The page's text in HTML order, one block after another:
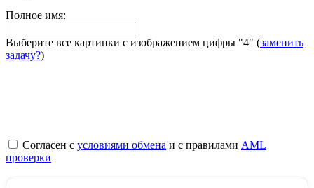
Полное имя:
Выберите все картинки с изображением цифры "4" (заменить
задачу?)
Согласен с условиями обмена и с правилами AML
проверки